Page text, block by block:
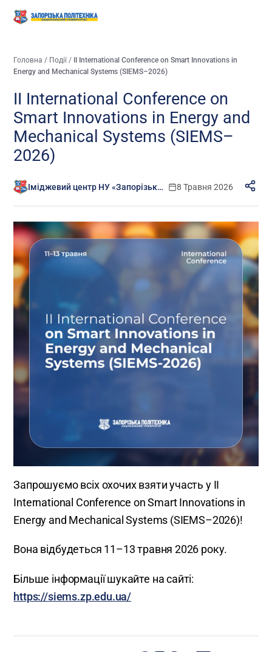
Головна / Події/
II International Conference on Smart Innovations in
Energy and Mechanical Systems (SIEMS–2026)
II International Conference on
Smart Innovations in Energy and
Mechanical Systems (SIEMS–
2026)
Іміджевий центр НУ «Запорізька політехніка» 8 Травня 2026
Запрошуємо всіх охочих взяти участь у II
International Conference on Smart Innovations in
Energy and Mechanical Systems (SIEMS–2026)!
Вона відбудеться 11–13 травня 2026 року.
Більше інформації шукайте на сайті:
https://siems.zp.edu.ua/